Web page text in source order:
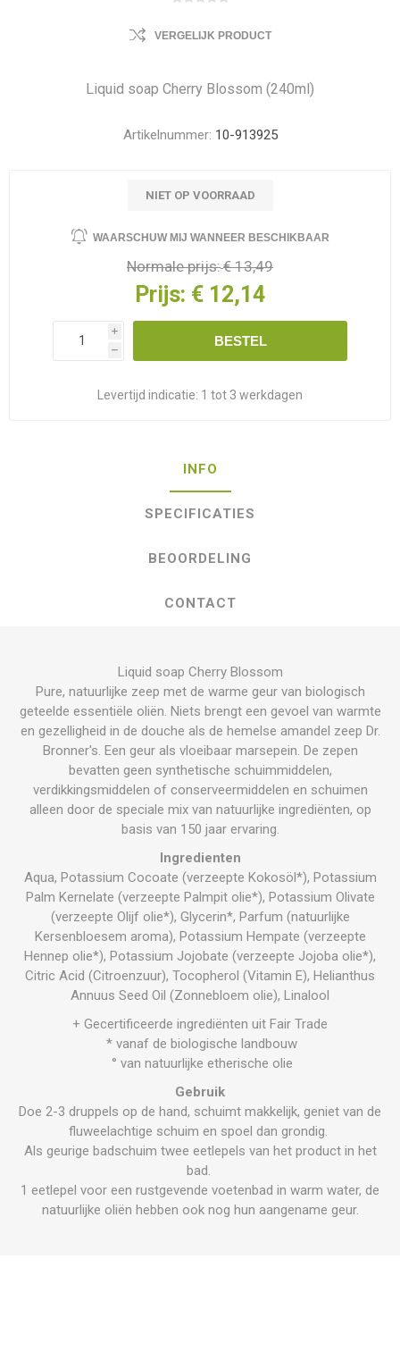
VERGELIJK PRODUCT
Liquid soap Cherry Blossom (240ml)
Artikelnummer: 10-913925
NIET OP VOORRAAD
WAARSCHUW MIJ WANNEER BESCHIKBAAR
Normale prijs:€ 13,49
Prijs: € 12,14
i
h
BESTEL
Levertijd indicatie: 1 tot 3 werkdagen
INFO
SPECIFICATIES
BEOORDELING
CONTACT
Liquid soap Cherry Blossom
Pure, natuurlijke zeep met de warme geur van biologisch
geteelde essentiële oliën. Niets brengt een gevoel van warmte
en gezelligheid in de douche als de hemelse amandel zeep Dr.
Bronner's. Een geur als vloeibaar marsepein. De zepen
bevatten geen synthetische schuimmiddelen,
verdikkingsmiddelen of conserveermiddelen en schuimen
alleen door de speciale mix van natuurlijke ingrediënten, op
basis van 150 jaar ervaring.
Ingredienten
Aqua, Potassium Cocoate (verzeepte Kokosöl*), Potassium
Palm Kernelate (verzeepte Palmpit olie*), Potassium Olivate
(verzeepte Olijf olie*), Glycerin*, Parfum (natuurlijke
Kersenbloesem aroma), Potassium Hempate (verzeepte
Hennep olie*), Potassium Jo­jobate (verzeepte Jojoba olie*),
Citric Acid (Citroenzuur), Tocopherol (Vitamin E), Helianthus
Annuus Seed Oil (Zonnebloem olie), Linalool
+ Gecertificeerde ingrediënten uit Fair Trade
* vanaf de biologische landbouw
° van natuurlijke etherische olie
Gebruik
Doe 2-3 druppels op de hand, schuimt makkelijk, geniet van de
fluweelachtige schuim en spoel dan grondig.
Als geurige badschuim twee eetlepels van het product in het
bad.
1 eetlepel voor een rustgevende voetenbad in warm water, de
natuurlijke oliën hebben ook nog hun aangename geur.